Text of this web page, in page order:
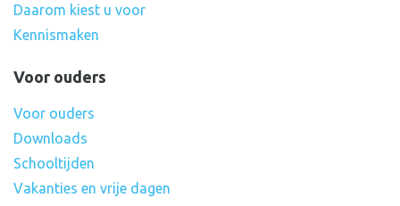
Daarom kiest u voor
Kennismaken
Voor ouders
Voor ouders
Downloads
Schooltijden
Vakanties en vrije dagen